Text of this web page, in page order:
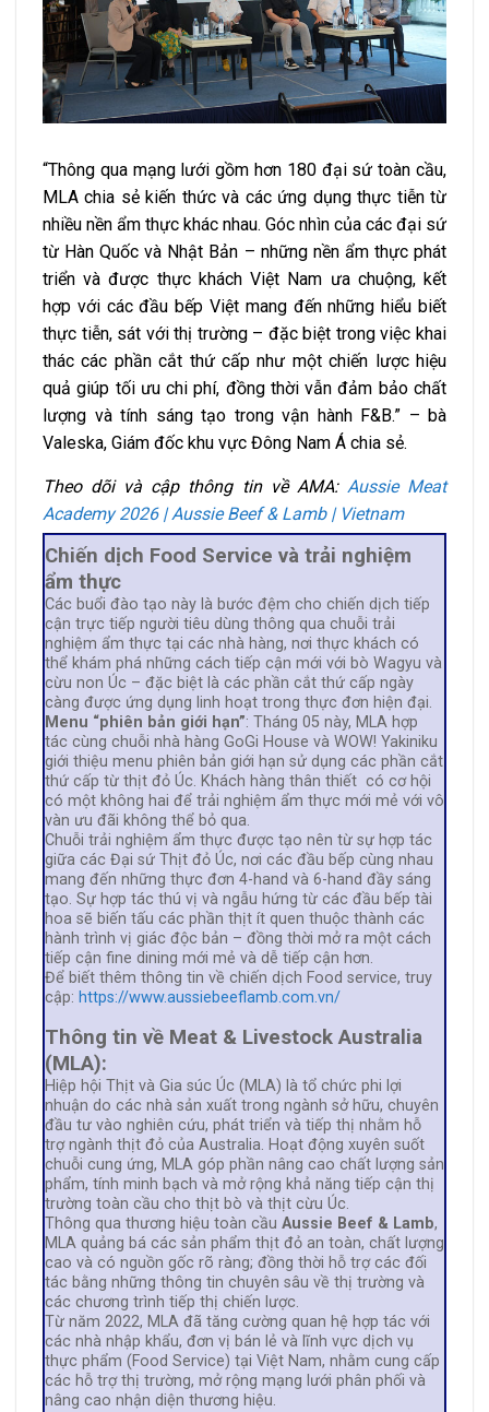
“Thông qua mạng lưới gồm hơn 180 đại sứ toàn cầu,
MLA chia sẻ kiến thức và các ứng dụng thực tiễn từ
nhiều nền ẩm thực khác nhau. Góc nhìn của các đại sứ
từ Hàn Quốc và Nhật Bản – những nền ẩm thực phát
triển và được thực khách Việt Nam ưa chuộng, kết
hợp với các đầu bếp Việt mang đến những hiểu biết
thực tiễn, sát với thị trường – đặc biệt trong việc khai
thác các phần cắt thứ cấp như một chiến lược hiệu
quả giúp tối ưu chi phí, đồng thời vẫn đảm bảo chất
lượng và tính sáng tạo trong vận hành F&B.” – bà
Valeska, Giám đốc khu vực Đông Nam Á chia sẻ.
Theo dõi và cập thông tin về AMA: Aussie Meat
Academy 2026 | Aussie Beef & Lamb | Vietnam
Chiến dịch Food Service và trải nghiệm
ẩm thực
Các buổi đào tạo này là bước đệm cho chiến dịch tiếp
cận trực tiếp người tiêu dùng thông qua chuỗi trải
nghiệm ẩm thực tại các nhà hàng, nơi thực khách có
thể khám phá những cách tiếp cận mới với bò Wagyu và
cừu non Úc – đặc biệt là các phần cắt thứ cấp ngày
càng được ứng dụng linh hoạt trong thực đơn hiện đại.
Menu “phiên bản giới hạn”: Tháng 05 này, MLA hợp
tác cùng chuỗi nhà hàng GoGi House và WOW! Yakiniku
giới thiệu menu phiên bản giới hạn sử dụng các phần cắt
thứ cấp từ thịt đỏ Úc. Khách hàng thân thiết có cơ hội
có một không hai để trải nghiệm ẩm thực mới mẻ với vô
vàn ưu đãi không thể bỏ qua.
Chuỗi trải nghiệm ẩm thực được tạo nên từ sự hợp tác
giữa các Đại sứ Thịt đỏ Úc, nơi các đầu bếp cùng nhau
mang đến những thực đơn 4-hand và 6-hand đầy sáng
tạo. Sự hợp tác thú vị và ngẫu hứng từ các đầu bếp tài
hoa sẽ biến tấu các phần thịt ít quen thuộc thành các
hành trình vị giác độc bản – đồng thời mở ra một cách
tiếp cận fine dining mới mẻ và dễ tiếp cận hơn.
Để biết thêm thông tin về chiến dịch Food service, truy
cập: https://www.aussiebeeflamb.com.vn/
Thông tin về Meat & Livestock Australia
(MLA):
Hiệp hội Thịt và Gia súc Úc (MLA) là tổ chức phi lợi
nhuận do các nhà sản xuất trong ngành sở hữu, chuyên
đầu tư vào nghiên cứu, phát triển và tiếp thị nhằm hỗ
trợ ngành thịt đỏ của Australia. Hoạt động xuyên suốt
chuỗi cung ứng, MLA góp phần nâng cao chất lượng sản
phẩm, tính minh bạch và mở rộng khả năng tiếp cận thị
trường toàn cầu cho thịt bò và thịt cừu Úc.
Thông qua thương hiệu toàn cầu Aussie Beef & Lamb,
MLA quảng bá các sản phẩm thịt đỏ an toàn, chất lượng
cao và có nguồn gốc rõ ràng; đồng thời hỗ trợ các đối
tác bằng những thông tin chuyên sâu về thị trường và
các chương trình tiếp thị chiến lược.
Từ năm 2022, MLA đã tăng cường quan hệ hợp tác với
các nhà nhập khẩu, đơn vị bán lẻ và lĩnh vực dịch vụ
thực phẩm (Food Service) tại Việt Nam, nhằm cung cấp
các hỗ trợ thị trường, mở rộng mạng lưới phân phối và
nâng cao nhận diện thương hiệu.